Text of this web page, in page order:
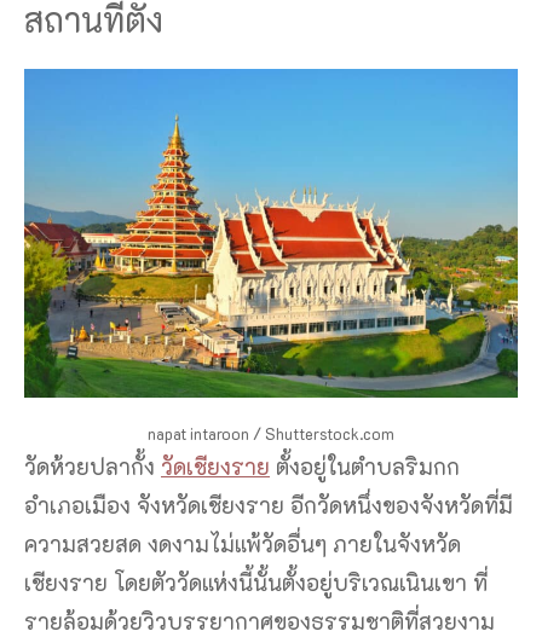
สถานที่ตั้ง
napat intaroon / Shutterstock.com
วัดห้วยปลากั้ง วัดเชียงราย ตั้งอยู่ในตำบลริมกก
อำเภอเมือง จังหวัดเชียงราย อีกวัดหนึ่งของจังหวัดที่มี
ความสวยสด งดงามไม่แพ้วัดอื่นๆ ภายในจังหวัด
เชียงราย โดยตัววัดแห่งนี้นั้นตั้งอยู่บริเวณเนินเขา ที่
รายล้อมด้วยวิวบรรยากาศของธรรมชาติที่สวยงาม